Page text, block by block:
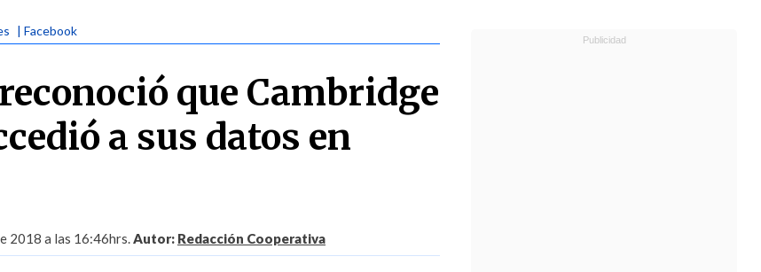
| Facebook
que Cambridge
a sus datos en
2018 a las 16:46hrs.Autor: Redacción Cooperativa